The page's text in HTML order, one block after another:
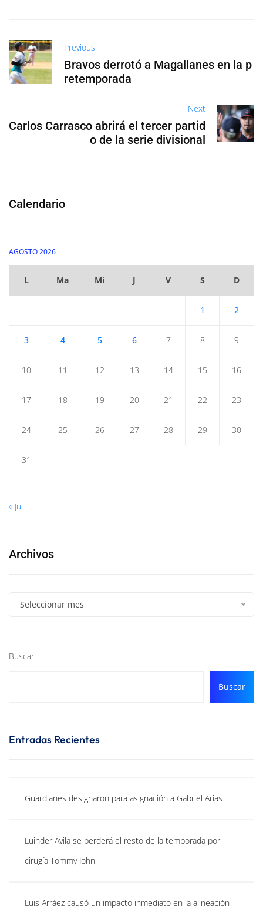
Previous
Bravos derrotó a Magallanes en la p
retemporada
Next
Carlos Carrasco abrirá el tercer partid
o de la serie divisional
Calendario
AGOSTO 2026
L Ma Mi J V S D
1 2
3 4 5 6 7 8 9
10 11 12 13 14 15 16
17 18 19 20 21 22 23
24 25 26 27 28 29 30
31
« Jul
Archivos
Seleccionar mes
Buscar
Buscar
Entradas Recientes
Guardianes designaron para asignación a Gabriel Arias
Luinder Ávila se perderá el resto de la temporada por
cirugía Tommy John
Luis Arráez causó un impacto inmediato en la alineación